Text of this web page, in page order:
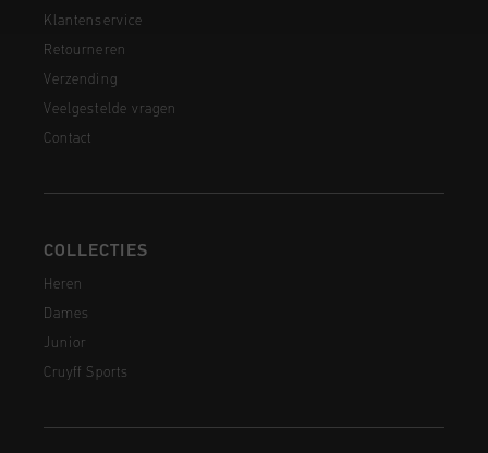
Klantenservice
Retourneren
Verzending
Veelgestelde vragen
Contact
COLLECTIES
Heren
Dames
Junior
Cruyff Sports